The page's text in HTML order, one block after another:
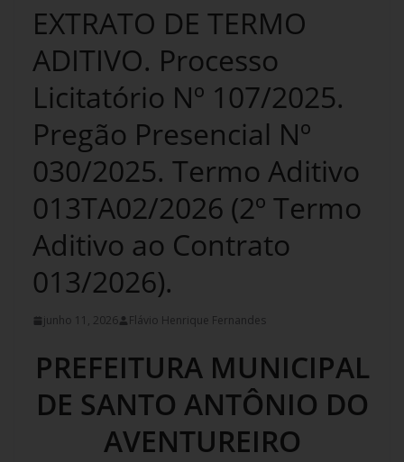
EXTRATO DE TERMO
ADITIVO. Processo
Licitatório Nº 107/2025.
Pregão Presencial Nº
030/2025. Termo Aditivo
013TA02/2026 (2º Termo
Aditivo ao Contrato
013/2026).
junho 11, 2026 Flávio Henrique Fernandes
PREFEITURA MUNICIPAL
DE SANTO ANTÔNIO DO
AVENTUREIRO